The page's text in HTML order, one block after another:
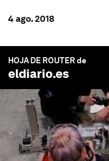
4 ago. 2018
HOJA DE ROUTER de
eldiario.es